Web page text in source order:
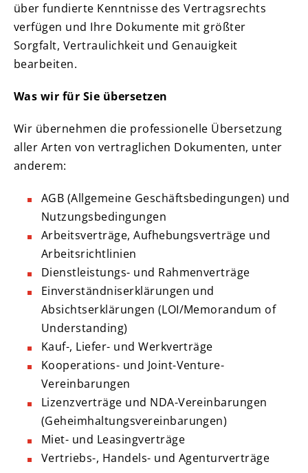
über fundierte Kenntnisse des Vertragsrechts
verfügen und Ihre Dokumente mit größter
Sorgfalt, Vertraulichkeit und Genauigkeit
bearbeiten.
Was wir für Sie übersetzen
Wir übernehmen die professionelle Übersetzung
aller Arten von vertraglichen Dokumenten, unter
anderem:
AGB (Allgemeine Geschäftsbedingungen) und
Nutzungsbedingungen
Arbeitsverträge, Aufhebungsverträge und
Arbeitsrichtlinien
Dienstleistungs- und Rahmenverträge
Einverständniserklärungen und
Absichtserklärungen (LOI/Memorandum of
Understanding)
Kauf-, Liefer- und Werkverträge
Kooperations- und Joint-Venture-
Vereinbarungen
Lizenzverträge und NDA-Vereinbarungen
(Geheimhaltungsvereinbarungen)
Miet- und Leasingverträge
Vertriebs-, Handels- und Agenturverträge